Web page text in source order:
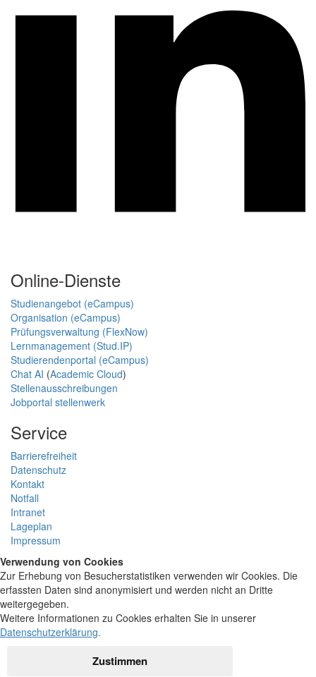
Online-Dienste
Studienangebot (eCampus)
Organisation (eCampus)
Prüfungsverwaltung (FlexNow)
Lernmanagement (Stud.IP)
Studierendenportal (eCampus)
Chat AI (Academic Cloud)
Stellenausschreibungen
Jobportal stellenwerk
Service
Barrierefreiheit
Datenschutz
Kontakt
Notfall
Intranet
Lageplan
Impressum
Verwendung von Cookies
Zur Erhebung von Besucherstatistiken verwenden wir Cookies. Die
erfassten Daten sind anonymisiert und werden nicht an Dritte
weitergegeben.
Weitere Informationen zu Cookies erhalten Sie in unserer
Datenschutzerklärung.
Zustimmen